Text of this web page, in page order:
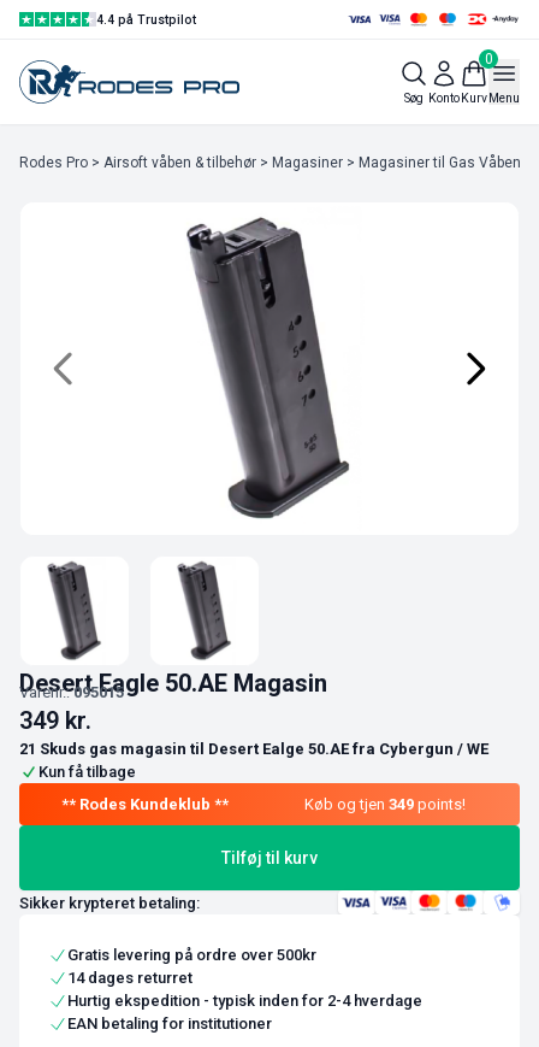
4.4 på Trustpilot
Søg Konto
0
KurvMenu
Rodes Pro > Airsoft våben & tilbehør > Magasiner > Magasiner til Gas Våben
Desert Eagle 50.AE Magasin
Varenr.:095015
349 kr.
21 Skuds gas magasin til Desert Ealge 50.AE fra Cybergun / WE
Kun få tilbage
Køb og tjen 349 points!
Tilføj til kurv
Sikker krypteret betaling:
Gratis levering på ordre over 500kr
14 dages returret
Hurtig ekspedition - typisk inden for 2-4 hverdage
EAN betaling for institutioner